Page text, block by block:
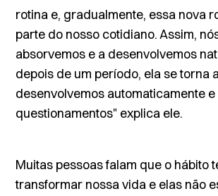
rotina e, gradualmente, essa nova
parte do nosso cotidiano. Assim,
absorvemos e a desenvolvemos
depois de um período, ela se torna
desenvolvemos automaticamente e
questionamentos" explica ele.
Muitas pessoas falam que o hábito
transformar nossa vida e elas não